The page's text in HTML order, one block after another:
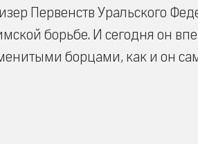
Первенств Уральского
борьбе. И сегодня он
борцами, как и он